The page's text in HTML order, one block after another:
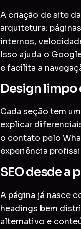
A criação de site
arquitetura:
internos,
Isso ajuda o
e facilita a
Design limpo
Cada seção tem
explicar
o contato pelo
experiência
SEO desde a
A página já nasce
headings bem
alternativo e